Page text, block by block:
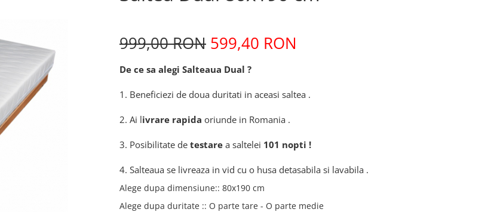
999,00 RON 599,40 RON
De ce sa alegi Salteaua Dual ?
1. Beneficiezi de doua duritati in aceasi saltea .
2. Ai livrare rapida oriunde in Romania .
3. Posibilitate de testare a saltelei 101 nopti !
4. Salteaua se livreaza in vid cu o husa detasabila si lavabila .
Alege dupa dimensiune:: 80x190 cm
Alege dupa duritate :: O parte tare - O parte medie